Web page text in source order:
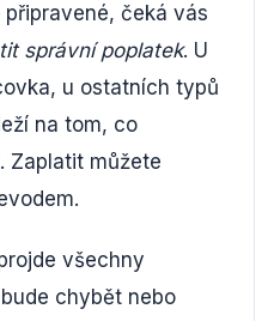
čeká vás
správní poplatek. U
u ostatních typů
na tom, co
Zaplatit můžete
všechny
chybět nebo